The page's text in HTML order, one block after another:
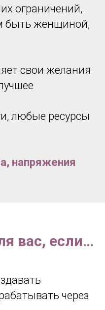
ограничений,
быть женщиной,
свои желания
любые ресурсы
напряжения
вас, если…
через